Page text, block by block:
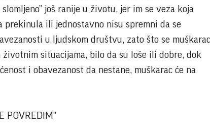
još ranije u životu, jer im se veza koja
prekinula ili jednostavno nisu spremni da se
u ljudskom društvu, zato što se muškarac
situacijama, bilo da su loše ili dobre, dok
i obavezanost da nestane, muškarac će na
POVREDIM"